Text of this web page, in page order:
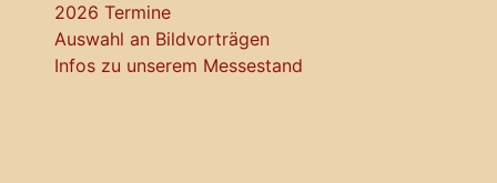
2026 Termine
Auswahl an Bildvorträgen
Infos zu unserem Messestand